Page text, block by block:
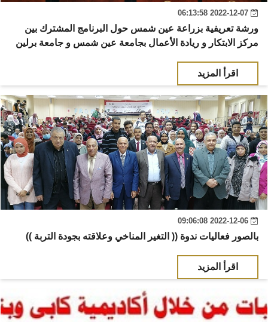
ورشة تعريفية بزراعة عين شمس حول البرنامج المشترك بين
مركز الابتكار و ريادة الأعمال بجامعة عين شمس و جامعة برلين
اقرأ المزيد
بالصور فعاليات ندوة (( التغير المناخي وعلاقته بجودة التربة ))
اقرأ المزيد